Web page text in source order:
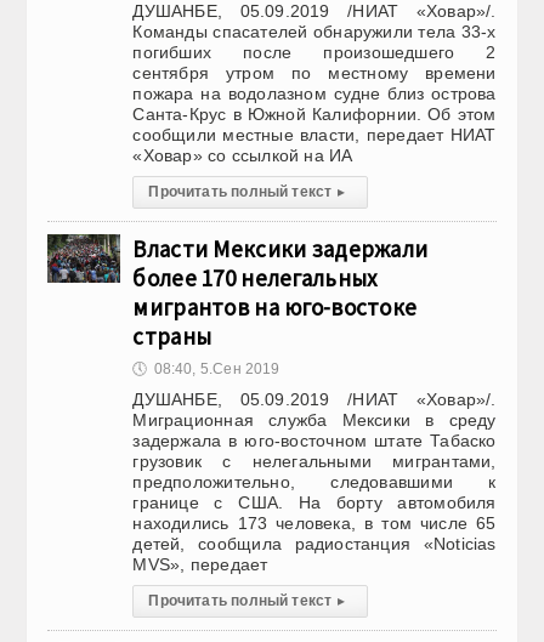
ДУШАНБЕ, 05.09.2019 /НИАТ «Ховар»/.
Команды спасателей обнаружили тела 33-х
погибших после произошедшего 2
сентября утром по местному времени
пожара на водолазном судне близ острова
Санта-Крус в Южной Калифорнии. Об этом
сообщили местные власти, передает НИАТ
«Ховар» со ссылкой на ИА
Прочитать полный текст ▸
Власти Мексики задержали
более 170 нелегальных
мигрантов на юго-востоке
страны
🕔 08:40, 5.Сен 2019
ДУШАНБЕ, 05.09.2019 /НИАТ «Ховар»/.
Миграционная служба Мексики в среду
задержала в юго-восточном штате Табаско
грузовик с нелегальными мигрантами,
предположительно, следовавшими к
границе с США. На борту автомобиля
находились 173 человека, в том числе 65
детей, сообщила радиостанция «Noticias
MVS», передает
Прочитать полный текст ▸